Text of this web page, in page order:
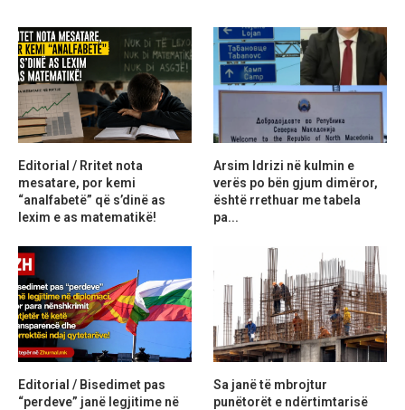
Editorial / Rritet nota
mesatare, por kemi
“analfabetë” që s’dinë as
lexim e as matematikë!
Arsim Idrizi në kulmin e
verës po bën gjum dimëror,
është rrethuar me tabela
pa...
Editorial / Bisedimet pas
“perdeve” janë legjitime në
Sa janë të mbrojtur
punëtorët e ndërtimtarisë